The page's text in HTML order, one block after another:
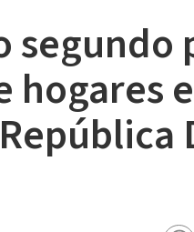
segundo
hogares